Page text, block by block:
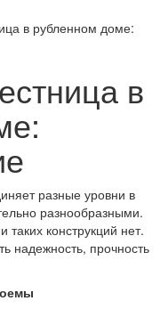
в рубленном доме:
в
разные уровни в
разнообразными.
таких конструкций нет.
надежность, прочность